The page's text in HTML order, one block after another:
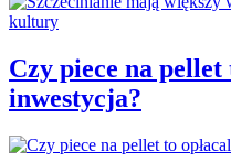
Czy piece na pellet
inwestycja?